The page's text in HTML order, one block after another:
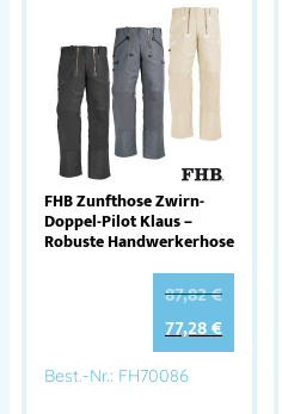
FHB Zunfthose Zwirn-
Doppel-Pilot Klaus –
Robuste Handwerkerhose
87,82€
77,28€
Best.-Nr.: FH70086